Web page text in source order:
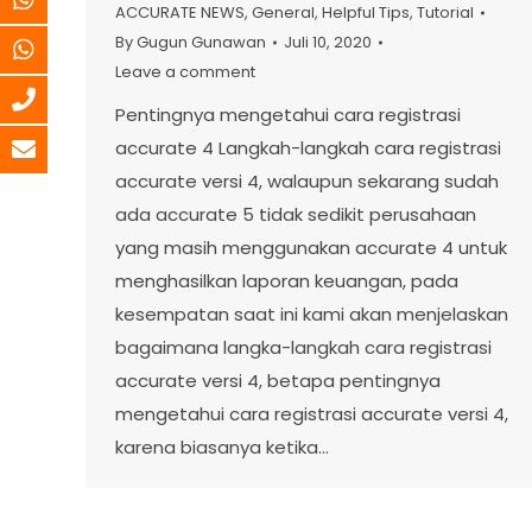
ACCURATE NEWS, General, Helpful Tips, Tutorial
ByGugun Gunawan
Juli 10, 2020
Leave a comment
Pentingnya mengetahui cara registrasi
accurate 4 Langkah-langkah cara registrasi
accurate versi 4, walaupun sekarang sudah
ada accurate 5 tidak sedikit perusahaan
yang masih menggunakan accurate 4 untuk
menghasilkan laporan keuangan, pada
kesempatan saat ini kami akan menjelaskan
bagaimana langka-langkah cara registrasi
accurate versi 4, betapa pentingnya
mengetahui cara registrasi accurate versi 4,
karena biasanya ketika…